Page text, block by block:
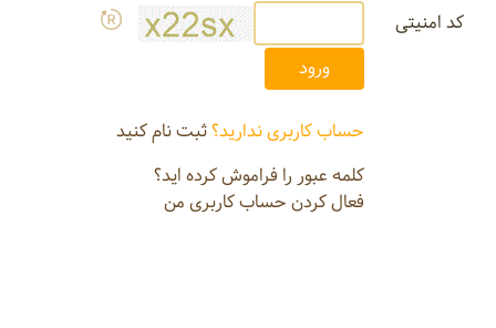
کد امنیتی
حساب کاربری ندارید؟ثبت نام کنید
کلمه عبور را فراموش کرده اید؟
فعال کردن حساب کاربری من